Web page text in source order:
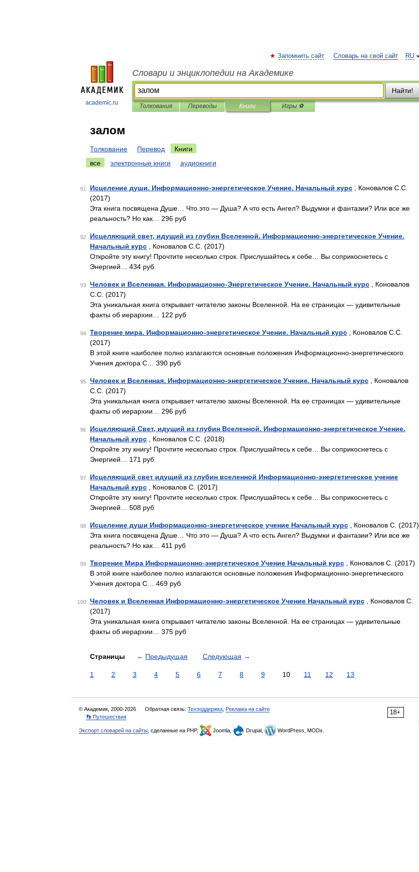
academic.ru
RU
Запомнить сайт Словарь на свой сайт
Словари и энциклопедии на Академике
Найти!
Толкования Переводы Книги Игры ⚽
залом
Толкование Перевод
Книги
все
электронные книги аудиокниги
91 Исцеление души. Информационно-энергетическое Учение. Начальный курс , Коновалов С.С.
(2017)
Эта книга посвящена Душе… Что это — Душа? А что есть Ангел? Выдумки и фантазии? Или все же
реальность? Но как… 296 руб
92
Исцеляющий свет, идущий из глубин Вселенной. Информационно-энергетическое Учение.
Начальный курс , Коновалов С.С. (2017)
Откройте эту книгу! Прочтите несколько строк. Прислушайтесь к себе… Вы соприкоснетесь с
Энергией… 434 руб
93 Человек и Вселенная. Информационно-Энергетическое Учение. Начальный курс , Коновалов
С.С. (2017)
Эта уникальная книга открывает читателю законы Вселенной. На ее страницах — удивительные
факты об иерархии… 122 руб
94 Творение мира. Информационно-энергетическое Учение. Начальный курс , Коновалов С.С.
(2017)
В этой книге наиболее полно излагаются основные положения Информационно-энергетического
Учения доктора С… 390 руб
95 Человек и Вселенная. Информационно-энергетическое Учение. Начальный курс , Коновалов
С.С. (2017)
Эта уникальная книга открывает читателю законы Вселенной. На ее страницах — удивительные
факты об иерархии… 296 руб
96
Исцеляющий Свет, идущий из глубин Вселенной. Информационно-энергетическое Учение.
Начальный курс , Коновалов С.С. (2018)
Откройте эту книгу! Прочтите несколько строк. Прислушайтесь к себе… Вы соприкоснетесь с
Энергией… 171 руб
97
Исцеляющий свет идущий из глубин вселенной Информационно-энергетическое учение
Начальный курс , Коновалов С. (2017)
Откройте эту книгу! Прочтите несколько строк. Прислушайтесь к себе… Вы соприкоснетесь с
Энергией… 508 руб
98 Исцеление души Информационно-энергетическое учение Начальный курс , Коновалов С. (2017)
Эта книга посвящена Душе… Что это — Душа? А что есть Ангел? Выдумки и фантазии? Или все же
реальность? Но как… 411 руб
99 Творение Мира Информационно-энергетическое Учение Начальный курс , Коновалов С. (2017)
В этой книге наиболее полно излагаются основные положения Информационно-энергетического
Учения доктора С… 469 руб
100 Человек и Вселенная Информационно-энергетическое Учение Начальный курс , Коновалов С.
(2017)
Эта уникальная книга открывает читателю законы Вселенной. На ее страницах — удивительные
факты об иерархии… 375 руб
Страницы ← Предыдущая Следующая →
1 2 3 4 5 6 7 8 9 10 11 12 13
18+
© Академик, 2000-2026 Обратная связь: Техподдержка Реклама на сайте
👣 Путешествия
Экспорт словарей на сайты , сделанные на PHP, Joomla, Drupal, WordPress, MODx.